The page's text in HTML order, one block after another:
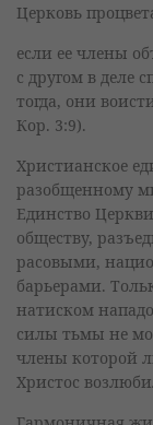
Церковь
если ее члены
с другом в деле
тогда, они
Кор. 3:9).
Христианское
разобщенному
Единство
обществу,
расовыми,
барьерами.
натиском
силы тьмы не
члены которой
Христос